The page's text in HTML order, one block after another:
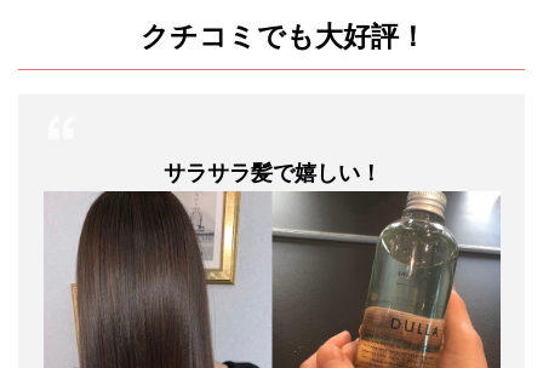
クチコミでも大好評！
サラサラ髪で嬉しい！